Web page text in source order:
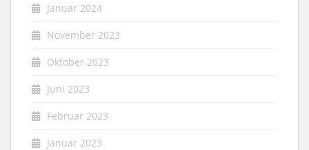
Januar 2024
November 2023
Oktober 2023
Juni 2023
Februar 2023
Januar 2023